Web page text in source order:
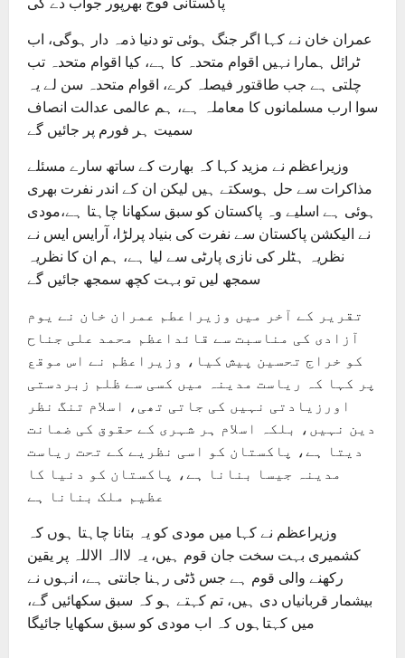
عمران خان نے کہا اگر جنگ ہوئی تو دنیا ذمہ دار ہوگی، اب
ٹرائل ہمارا نہیں اقوام متحدہ کا ہے، کیا اقوام متحدہ تب
چلتی ہے جب طاقتور فیصلہ کرے، اقوام متحدہ سن لے یہ
سوا ارب مسلمانوں کا معاملہ ہے، ہم عالمی عدالت انصاف
سمیت ہر فورم پر جائیں گے
وزیراعظم نے مزید کہا کہ بھارت کے ساتھ سارے مسئلے
مذاکرات سے حل ہوسکتے ہیں لیکن ان کے اندر نفرت بھری
ہوئی ہے اسلیے وہ پاکستان کو سبق سکھانا چاہتا ہے،مودی
نے الیکشن پاکستان سے نفرت کی بنیاد پرلڑا، آرایس ایس نے
نظریہ ہٹلر کی نازی پارٹی سے لیا ہے، ہم ان کا نظریہ
سمجھ لیں تو بہت کچھ سمجھ جائیں گے
تقریر کے آخر میں وزیراعطم عمران خان نے یوم
آزادی کی مناسبت سے قائداعظم محمد علی جناح
کو خراج تحسین پیش کیا، وزیراعظم نے اس موقع
پر کہا کہ ریاست مدینہ میں کسی سے ظلم زبردستی
اورزیادتی نہیں کی جاتی تھی، اسلام تنگ نظر
دین نہیں، بلکہ اسلام ہر شہری کے حقوق کی ضمانت
دیتا ہے، پاکستان کو اسی نظریے کے تحت ریاست
مدینہ جیسا بنانا ہے، پاکستان کو دنیا کا
عظیم ملک بنانا ہے
وزیراعظم نے کہا میں مودی کو یہ بتانا چاہتا ہوں کہ
کشمیری بہت سخت جان قوم ہیں، یہ لاالہ الاللہ پر یقین
رکھنے والی قوم ہے جس ڈٹی رہنا جانتی ہے، انہوں نے
بیشمار قربانیاں دی ہیں، تم کہتے ہو کہ سبق سکھائیں گے،
میں کہتاہوں کہ اب مودی کو سبق سکھایا جائیگا